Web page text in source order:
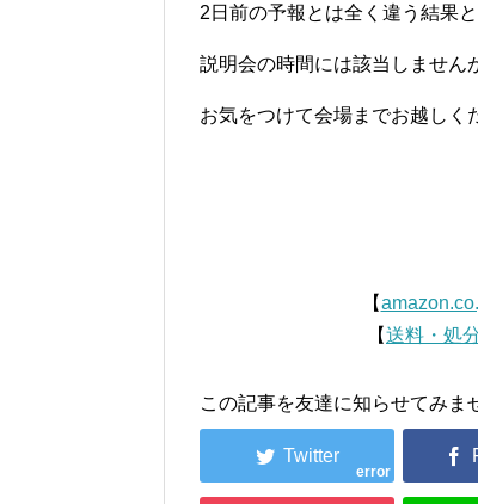
2日前の予報とは全く違う結果
説明会の時間には該当しません
お気をつけて会場までお越しく
【
【送料・処
この記事を友達に知らせてみま
error